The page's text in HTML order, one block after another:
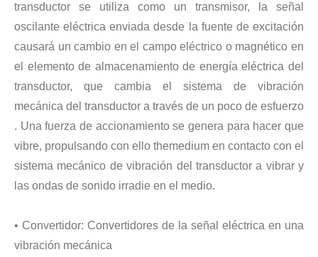
Tecnología de extracción ultrasónica de hongos
Actualmente, la investigación sobre la extracción de antioxidantes y
transductor se utiliza como un transmisor, la señal
oscilante eléctrica enviada desde la fuente de excitación
causará un cambio en el campo eléctrico o magnético en
el elemento de almacenamiento de energía eléctrica del
transductor, que cambia el sistema de vibración
mecánica del transductor a través de un poco de esfuerzo
. Una fuerza de accionamiento se genera para hacer que
vibre, propulsando con ello themedium en contacto con el
sistema mecánico de vibración del transductor a vibrar y
las ondas de sonido irradie en el medio.
• Convertidor: Convertidores de la señal eléctrica en una
vibración mecánica